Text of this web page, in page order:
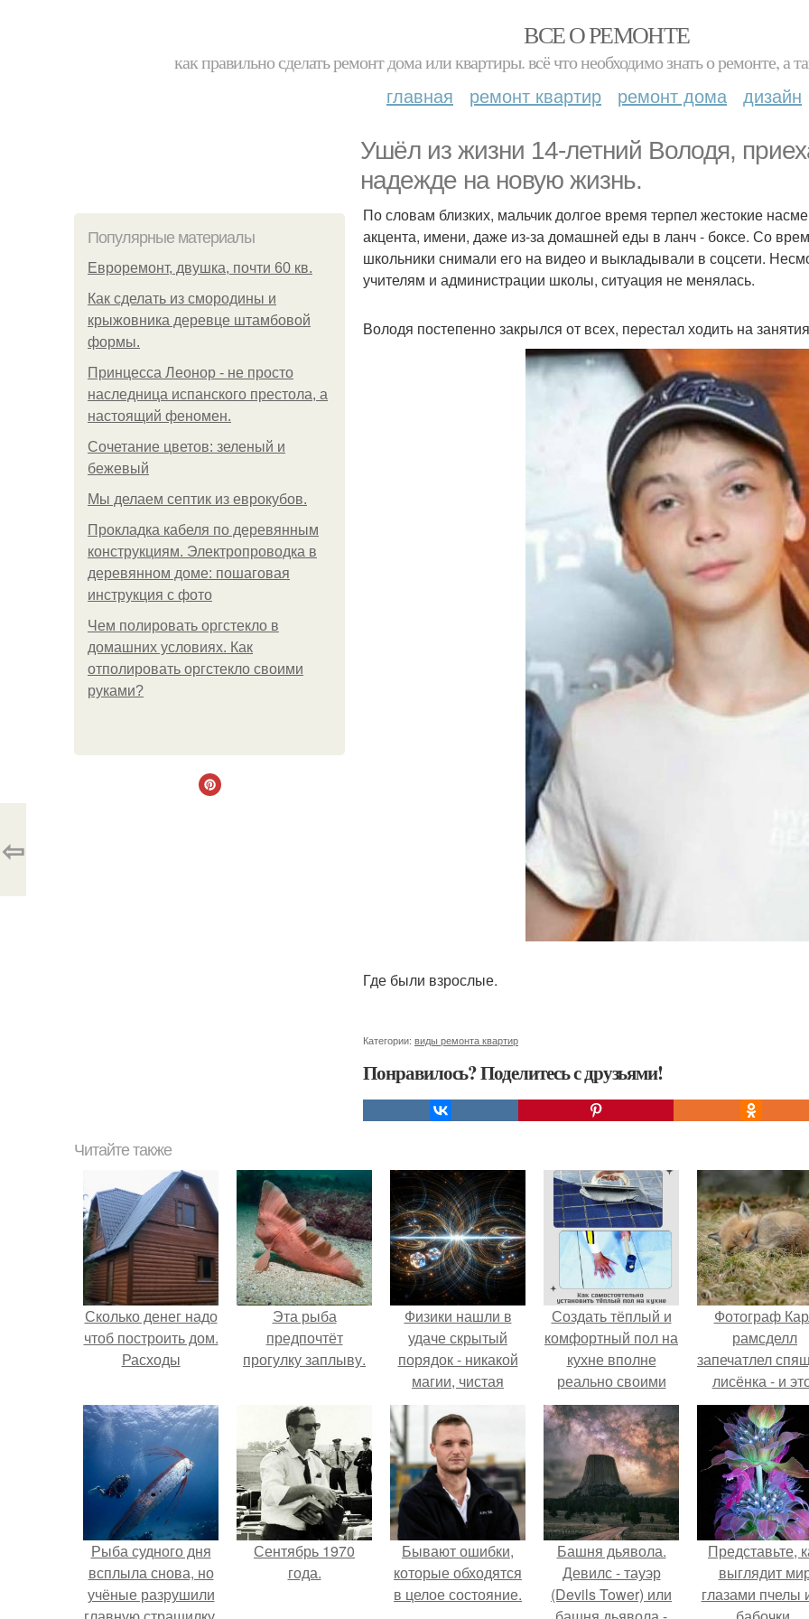
ВСЕ О РЕМОНТЕ
как правильно сделать ремонт дома или квартиры. всё что необходимо знать о ремонте,
главная ремонт квартир ремонт дома дизайн
Ушёл из жизни 14-летний Володя,
надежде на новую жизнь.
Популярные материалы
Евроремонт, двушка, почти 60 кв.
Как сделать из смородины и
крыжовника деревце штамбовой
формы.
Принцесса Леонор - не просто
наследница испанского престола, а
настоящий феномен.
Сочетание цветов: зеленый и
бежевый
Мы делаем септик из еврокубов.
Прокладка кабеля по деревянным
конструкциям. Электропроводка в
деревянном доме: пошаговая
инструкция с фото
Чем полировать оргстекло в
домашних условиях. Как
отполировать оргстекло своими
руками?
По словам близких, мальчик долгое время терпел жестокие
акцента, имени, даже из-за домашней еды в ланч - боксе. Со
школьники снимали его на видео и выкладывали в соцсети.
учителям и администрации школы, ситуация не менялась.
Володя постепенно закрылся от всех, перестал ходить на
Где были взрослые.
Категории: виды ремонта квартир
Понравилось? Поделитесь с друзьями!
⇦
Читайте также
Сколько денег надо
чтоб построить дом.
Расходы
Эта рыба
предпочтёт
прогулку заплыву.
Физики нашли в
удаче скрытый
порядок - никакой
магии, чистая
квантовая
механика.
Создать тёплый и
комфортный пол на
кухне вполне
реально своими
силами, если
разобраться в
этапах работы и
соблюдать
технологию.
Фотограф
рамсделл
запечатлел
лисёнка - и
кадр
растопить
самое
сердце.
Рыба судного дня
всплыла снова, но
учёные разрушили
Сентябрь 1970
года.
Бывают ошибки,
которые обходятся
в целое состояние.
Башня дьявола.
Девилс - тауэр
(Devils Tower) или
Представьте,
выглядит
глазами пчелы